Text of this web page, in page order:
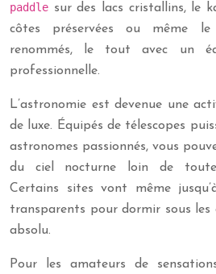
paddle sur des lacs cristallins, le
côtes préservées ou même
renommés, le tout avec un
professionnelle.
L’astronomie est devenue une
de luxe. Équipés de télescopes
astronomes passionnés, vous
du ciel nocturne loin de toute
Certains sites vont même
transparents pour dormir sous
absolu.
Pour les amateurs de